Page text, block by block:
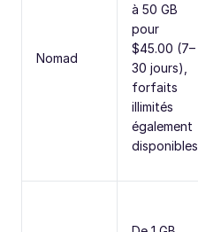
Nomad
à 50 GB
pour
$45.00 (7–
30 jours),
forfaits
illimités
également
disponibles